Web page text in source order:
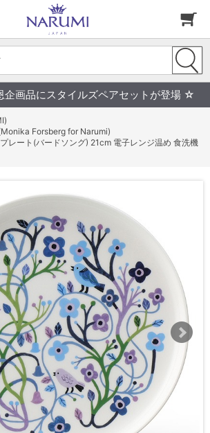
画品にスタイルズペアセットが登場 ☆
Forsberg for Narumi)
レート(バードソング) 21cm 電子レンジ温め 食洗機